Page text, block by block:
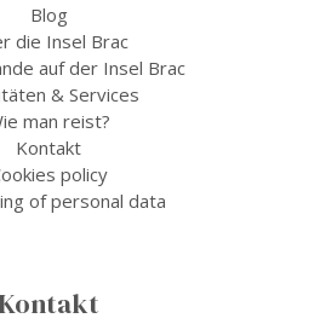
Blog
die Insel Brac
auf der Insel Brac
& Services
man reist?
Kontakt
policy
of personal data
Kontakt